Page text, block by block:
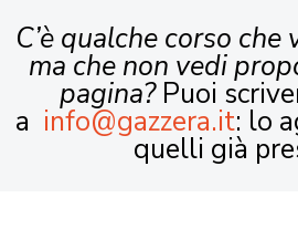
C’è qualche corso
ma che non vedi
pagina?Puoi
a info@gazzera.it: lo
quelli già